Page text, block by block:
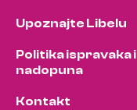
Upoznajte Libelu
Politika ispravaka i
nadopuna
Kontakt